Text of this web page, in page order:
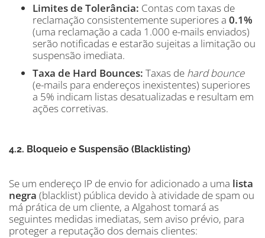
Limites de Tolerância: Contas com taxas de
reclamação consistentemente superiores a 0.1%
(uma reclamação a cada 1.000 e-mails enviados)
serão notificadas e estarão sujeitas a limitação ou
suspensão imediata.
Taxa de Hard Bounces: Taxas de hard bounce
(e-mails para endereços inexistentes) superiores
a 5% indicam listas desatualizadas e resultam em
ações corretivas.
4.2. Bloqueio e Suspensão (Blacklisting)
Se um endereço IP de envio for adicionado a uma lista
negra (blacklist) pública devido à atividade de spam ou
má prática de um cliente, a Algahost tomará as
seguintes medidas imediatas, sem aviso prévio, para
proteger a reputação dos demais clientes: